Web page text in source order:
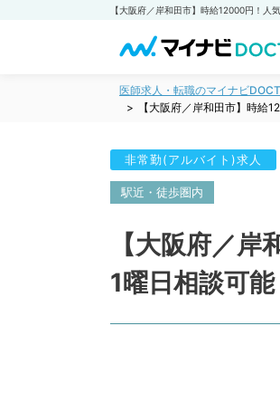
医師求人・転職のマイナビ
【大阪府／岸和田市】時給
非常勤(アルバイト)求人
駅近・徒歩圏内
【大阪府／
1曜日相談可能